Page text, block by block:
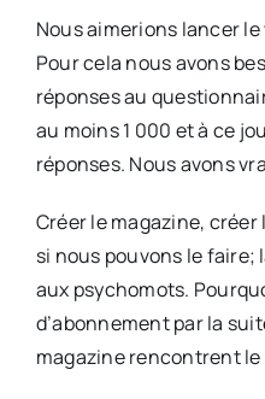
Nous aimerions lancer le
Pour cela nous avons
réponses au
au moins 1 000 et à ce
réponses. Nous avons
Créer le magazine, créer
si nous pouvons le faire;
aux psychomots.
d’abonnement par la
magazine rencontrent le